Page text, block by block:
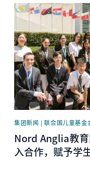
News image
集团新闻 | 联合国儿童基金
Nord Anglia教
入合作，赋予学